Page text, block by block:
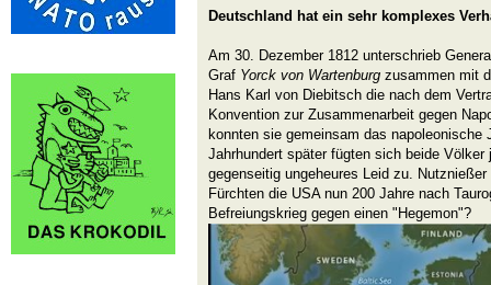
Deutschland hat ein sehr komplexes
Am 30. Dezember 1812 unterschrieb
Graf Yorck von Wartenburg zusammen mit
Hans Karl von Diebitsch die nach dem
Konvention zur Zusammenarbeit gegen
konnten sie gemeinsam das napoleonische
Jahrhundert später fügten sich beide
gegenseitig ungeheures Leid zu.
Fürchten die USA nun 200 Jahre nach
Befreiungskrieg gegen einen "Hegemon"?